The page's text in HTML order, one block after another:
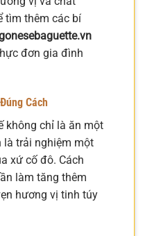
tìm thêm các bí
đơn gia đình
Cách
không chỉ là ăn một
là trải nghiệm một
xứ cố đô. Cách
làm tăng thêm
hương vị tinh túy